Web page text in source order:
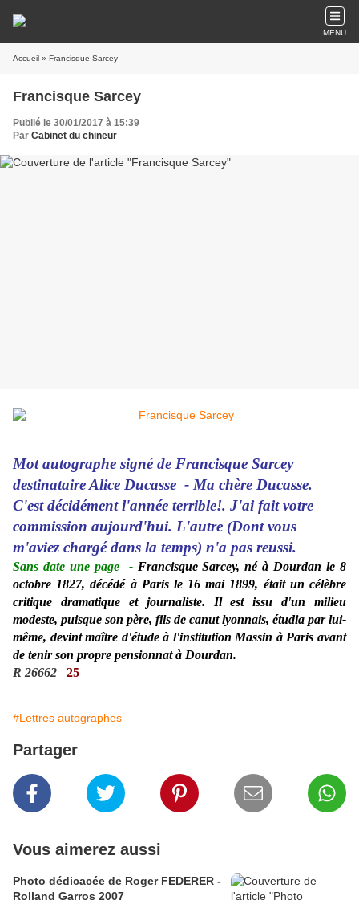
MENU
Accueil » Francisque Sarcey
Francisque Sarcey
Publié le 30/01/2017 à 15:39
Par Cabinet du chineur
Mot autographe signé de Francisque Sarcey
destinataire Alice Ducasse - Ma chère Ducasse.
C'est décidément l'année terrible!. J'ai fait votre
commission aujourd'hui. L'autre (Dont vous
m'aviez chargé dans la temps) n'a pas reussi.
Sans date une page - Francisque Sarcey, né à Dourdan le 8
octobre 1827, décédé à Paris le 16 mai 1899, était un célèbre
critique dramatique et journaliste. Il est issu d'un milieu
modeste, puisque son père, fils de canut lyonnais, étudia par lui-
même, devint maître d'étude à l'institution Massin à Paris avant
de tenir son propre pensionnat à Dourdan.
R 26662
25
#Lettres autographes
Partager
Vous aimerez aussi
Photo dédicacée de Roger FEDERER -
Rolland Garros 2007